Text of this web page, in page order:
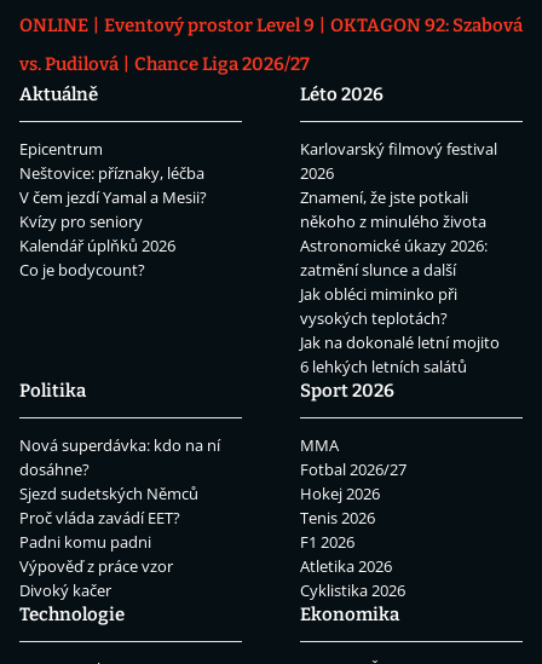
ONLINE
Eventový prostor Level 9
OKTAGON 92: Szabová
vs. Pudilová
Chance Liga 2026/27
Aktuálně
Epicentrum
Neštovice: příznaky, léčba
V čem jezdí Yamal a Mesii?
Kvízy pro seniory
Kalendář úplňků 2026
Co je bodycount?
Léto 2026
Karlovarský filmový festival
2026
Znamení, že jste potkali
někoho z minulého života
Astronomické úkazy 2026:
zatmění slunce a další
Jak obléci miminko při
vysokých teplotách?
Jak na dokonalé letní mojito
6 lehkých letních salátů
Politika
Nová superdávka: kdo na ní
dosáhne?
Sjezd sudetských Němců
Proč vláda zavádí EET?
Padni komu padni
Výpověď z práce vzor
Divoký kačer
Sport 2026
MMA
Fotbal 2026/27
Hokej 2026
Tenis 2026
F1 2026
Atletika 2026
Cyklistika 2026
Technologie
Ekonomika